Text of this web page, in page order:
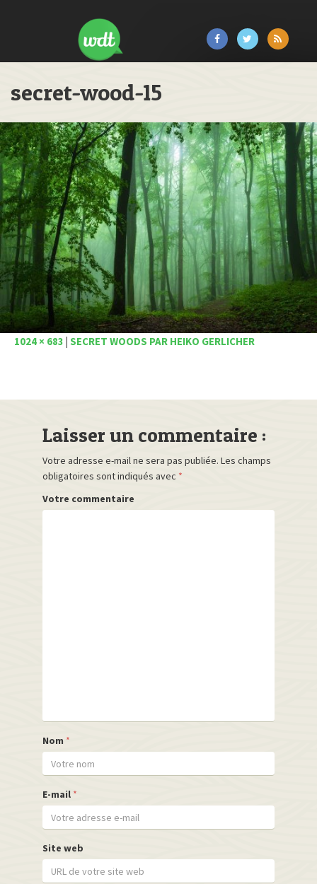
secret-wood-15
1024 × 683 SECRET WOODS PAR HEIKO GERLICHER
Laisser un commentaire :
Votre adresse e-mail ne sera pas publiée. Les champs
obligatoires sont indiqués avec *
Votre commentaire
Nom *
E-mail *
Site web